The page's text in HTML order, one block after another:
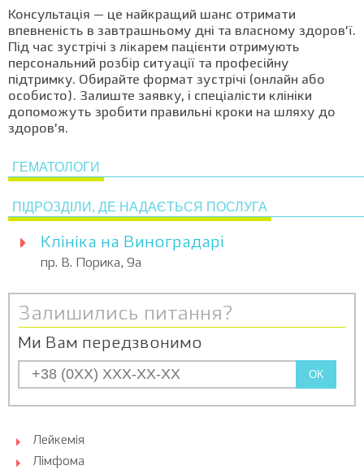
Консультація — це найкращий шанс отримати
впевненість в завтрашньому дні та власному здоров’ї.
Під час зустрічі з лікарем пацієнти отримують
персональний розбір ситуації та професійну
підтримку. Обирайте формат зустрічі (онлайн або
особисто). Залиште заявку, і спеціалісти клініки
допоможуть зробити правильні кроки на шляху до
здоров’я.
ГЕМАТОЛОГИ
ПІДРОЗДІЛИ, ДЕ НАДАЄТЬСЯ ПОСЛУГА
Клініка на Виноградарі
пр. В. Порика, 9а
Залишились питання?
Ми Вам передзвонимо
OK
Лейкемія
Лімфома